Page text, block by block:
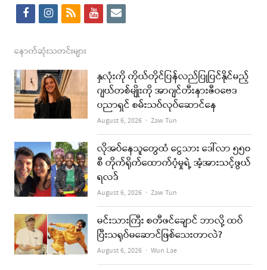
f
c
e
b
o
k
i
s
t
a
g
a
m
r
s
y
t
u
b
e
e
i
l
နောက်ဆုံးသတင်းများ
နှလုံးကို ကိုယ်တိုင်ပြန်လည်ပြုပြင်နိုင်မည့်
ဂျယ်တစ်မျိုးကို အာဂျင်တီးနားဇီဝဗေဒ
ပညာရှင် စမ်းသပ်လုပ်ဆောင်နေ
August 6, 2026 Author
Zaw Tun
လိုအပ်နေသူတွေထံ ငွေသား ဒေါ်လာ ၅၅၀
စီ တိုက်ရိုက်ထောက်ပံ့မှုရဲ့ အံ့အားသင့်ဖွယ်
ရလဒ်
August 6, 2026 Author
Zaw Tun
မင်းသားကြီး စတီဖင်ချောင် ဘာလို့ ထပ်
ပြီးသရုပ်မဆောင်ဖြစ်သေးတာလဲ?
August 6, 2026 Author
Wun Lae